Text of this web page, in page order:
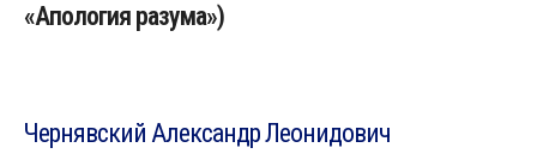
«Апология разума»)
Чернявский Александр Леонидович